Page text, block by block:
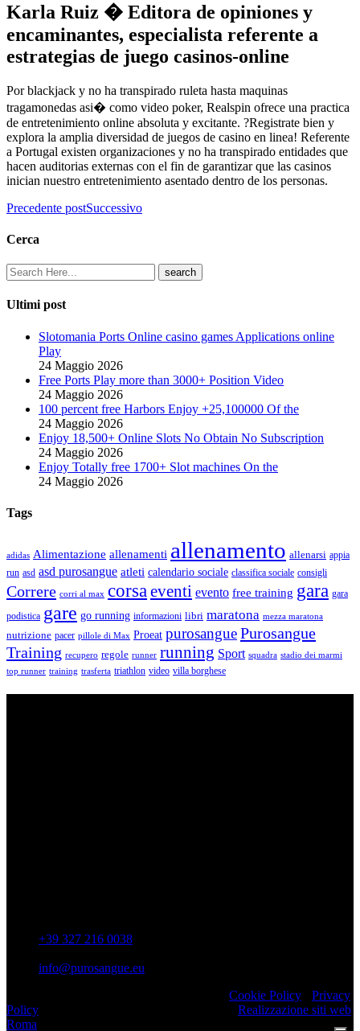
Karla Ruiz � Editora de opiniones y
encaminantes, especialista referente a
estrategias de juego casinos-online
Por blackjack y no ha transpirado ruleta hasta maquinas
tragamonedas asi� como video poker, Realspin ofrece una practica
de entretenimiento online absoluta y excitante. ?Registrate bien y
explora la amplia diversidad de juegos de casino en linea! Referente
a Portugal existen organizaciones y no ha transpirado entidades que
hacen auditorias externas con el fin de garantizar que las casinos
inician nuestro entretenimiento asentado dentro de los personas.
Precedente postSuccessivo
Cerca
Ultimi post
Slotomania Ports Online casino games Applications online
Play
24 Maggio 2026
Free Ports Play more than 3000+ Position Video
24 Maggio 2026
100 percent free Harbors Enjoy +25,100000 Of the
24 Maggio 2026
Enjoy 18,500+ Online Slots No Obtain No Subscription
24 Maggio 2026
Enjoy Totally free 1700+ Slot machines On the
24 Maggio 2026
Tags
adidas Alimentazione allenamenti allenamento allenarsi appia
run asd asd purosangue atleti calendario sociale classifica sociale consigli
Correre corri al max corsa eventi evento free training gara gara
podistica gare go running informazioni libri maratona mezza maratona
nutrizione pacer pillole di Max Proeat purosanguePurosangue
Training recupero regole runner running Sport squadra stadio dei marmi
top runner training trasferta triathlon video villa borghese
+39 327 216 0038
info@purosangue.eu
Cookie Policy
Privacy
Policy
Realizzazione siti web
Roma